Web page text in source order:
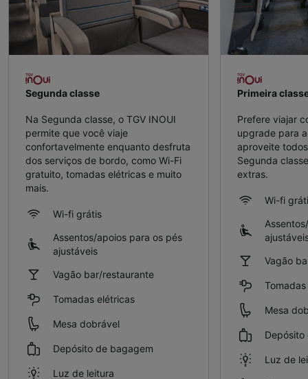
Segunda classe
Na Segunda classe, o TGV INOUI
permite que você viaje
confortavelmente enquanto desfruta
dos serviços de bordo, como Wi-Fi
gratuito, tomadas elétricas e muito
mais.
Wi-fi grátis
Assentos/apoios para os pés
ajustáveis
Vagão bar/restaurante
Tomadas elétricas
Mesa dobrável
Depósito de bagagem
Luz de leitura
Primeira
Prefere viajar
upgrade para
aproveite
Segunda
extras.
Wi-fi
Vagão
Mesa
Luz de